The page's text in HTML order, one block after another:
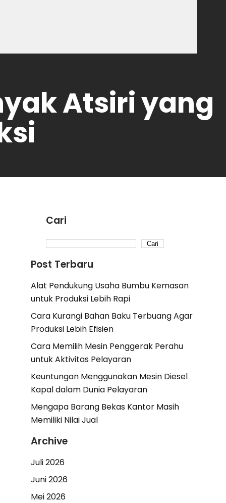
Atsiri yang
Cari
Cari
Post Terbaru
Alat Pendukung Usaha Bumbu Kemasan
untuk Produksi Lebih Rapi
Cara Kurangi Bahan Baku Terbuang Agar
Produksi Lebih Efisien
Cara Memilih Mesin Penggerak Perahu
untuk Aktivitas Pelayaran
Keuntungan Menggunakan Mesin Diesel
Kapal dalam Dunia Pelayaran
Mengapa Barang Bekas Kantor Masih
Memiliki Nilai Jual
Archive
Juli 2026
Juni 2026
Mei 2026